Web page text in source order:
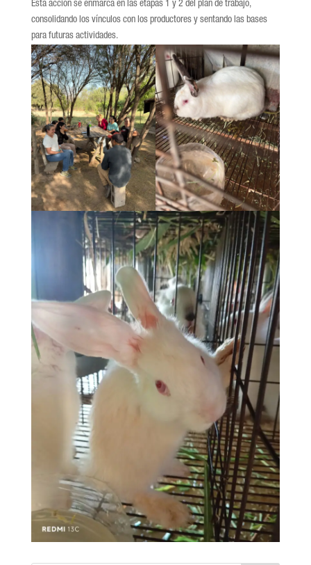
Esta acción se enmarca en las etapas 1 y 2 del plan de trabajo,
consolidando los vínculos con los productores y sentando las bases
para futuras actividades.